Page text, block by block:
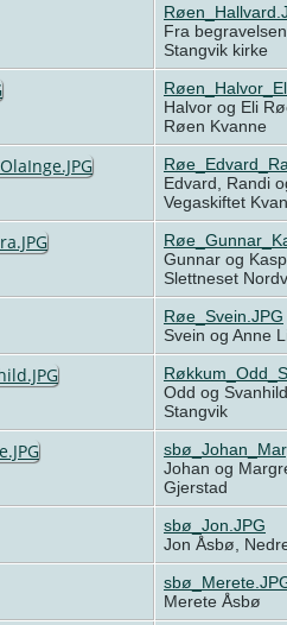
Fra
Stangvik kirke
Halvor og Eli
Røen Kvanne
Edvard, Randi
Vegaskiftet
Gunnar og
Slettneset
Røe_Svein.JPG
Svein og Anne
Odd og
Stangvik
Johan og
Gjerstad
sbø_Jon.JPG
Jon Åsbø,
Merete Åsbø